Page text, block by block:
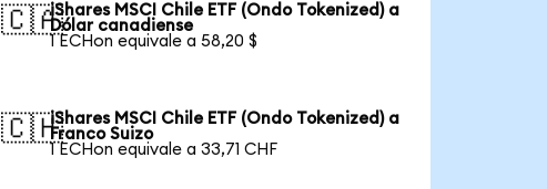
🇨🇦iShares MSCI Chile ETF (Ondo Tokenized) a
Dólar canadiense
1 ECHon equivale a 58,20 $
🇨🇭iShares MSCI Chile ETF (Ondo Tokenized) a
Franco Suizo
1 ECHon equivale a 33,71 CHF